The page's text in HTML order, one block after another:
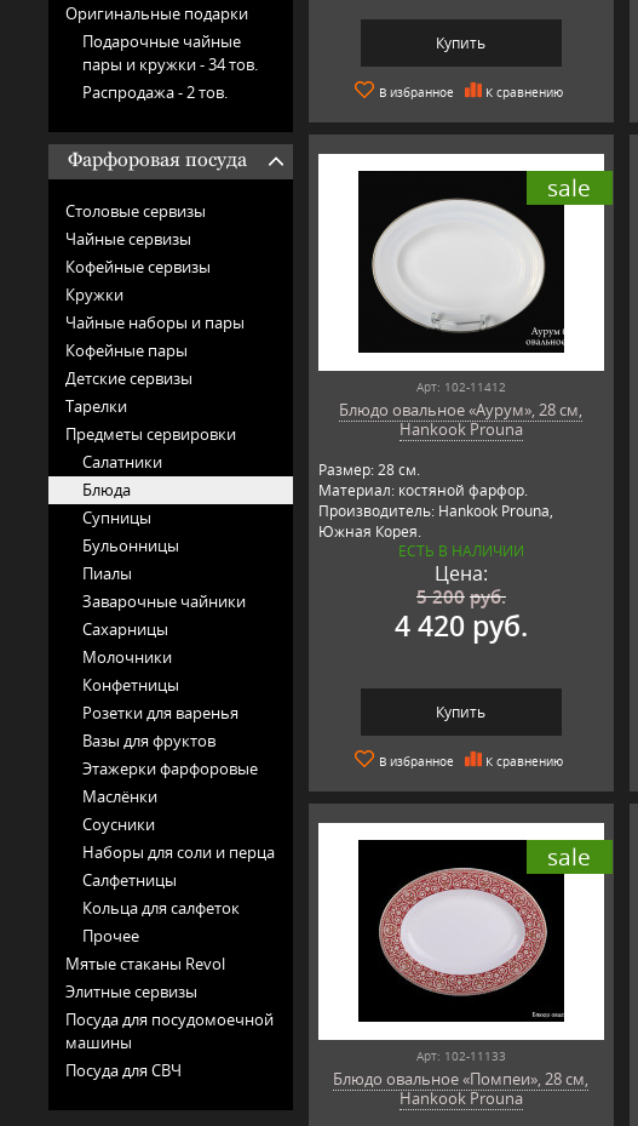
Оригинальные подарки
Подарочные чайные
пары и кружки -34 тов.
Распродажа -2 тов.
Фарфоровая посуда
Столовые сервизы
Чайные сервизы
Кофейные сервизы
Кружки
Чайные наборы и пары
Кофейные пары
Детские сервизы
Тарелки
Предметы сервировки
Салатники
Блюда
Супницы
Бульонницы
Пиалы
Заварочные чайники
Сахарницы
Молочники
Конфетницы
Розетки для варенья
Вазы для фруктов
Этажерки фарфоровые
Маслёнки
Соусники
Наборы для соли и перца
Салфетницы
Кольца для салфеток
Прочее
Мятые стаканы Revol
Элитные сервизы
Посуда для посудомоечной
машины
Посуда для СВЧ
Купить
В избранное К сравнению
sale
Арт: 102-11412
Блюдо овальное «Аурум», 28 см,
Hankook Prouna
Размер: 28 см.
Материал: костяной фарфор.
Производитель: Hankook Prouna,
Южная Корея.
ЕСТЬ В НАЛИЧИИ
Цена:
5 200руб.
4 420 руб.
Купить
В избранное К сравнению
sale
Арт: 102-11133
Блюдо овальное «Помпеи», 28 см,
Hankook Prouna